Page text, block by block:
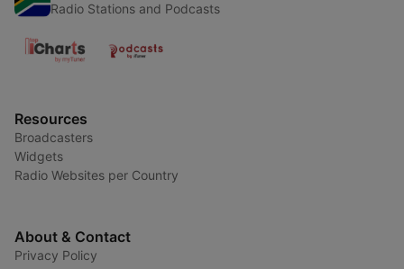
Radio Stations and Podcasts
Resources
Broadcasters
Widgets
Radio Websites per Country
About & Contact
Privacy Policy